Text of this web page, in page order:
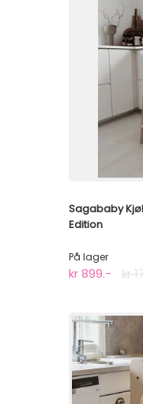
Sagababy
Edition
På lager
kr 899.- kr